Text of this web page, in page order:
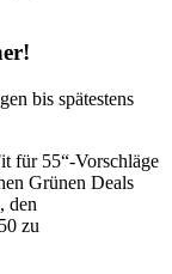
bis spätestens
für 55“-Vorschläge
Grünen Deals
den
zu